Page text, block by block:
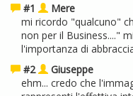
#1 Mere
mi ricordo "qualcuno"
non per il Business...."
l'importanza di
#2
Giuseppe
ehm... credo che